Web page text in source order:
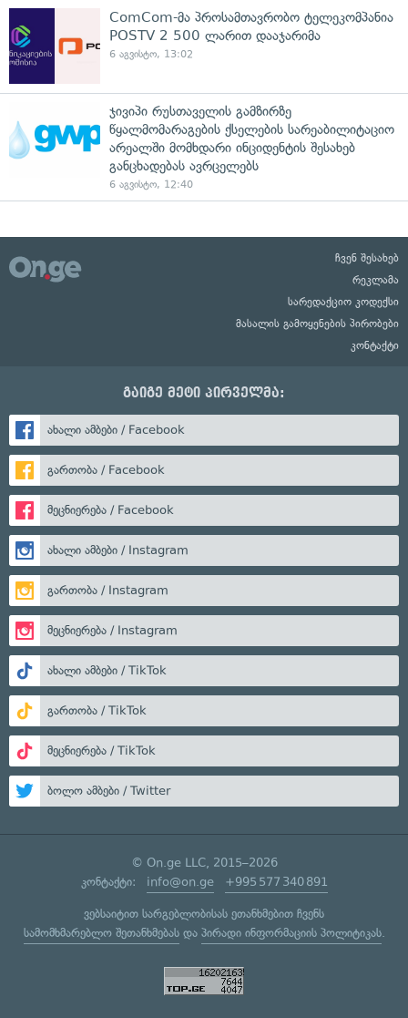
ComCom-მა პროსამთავრობო ტელეკომპანია
POSTV 2 500 ლარით დააჯარიმა
6 აგვისტო, 13:02
ჯივიპი რუსთაველის გამზირზე
წყალმომარაგების ქსელების სარეაბილიტაციო
არეალში მომხდარი ინციდენტის შესახებ
განცხადებას ავრცელებს
6 აგვისტო, 12:40
ჩვენ შესახებ
რეკლამა
სარედაქციო კოდექსი
მასალის გამოყენების პირობები
კონტაქტი
გაიგე მეტი პირველმა:
ახალი ამბები / Facebook
გართობა / Facebook
მეცნიერება / Facebook
ახალი ამბები / Instagram
გართობა / Instagram
მეცნიერება / Instagram
ახალი ამბები / TikTok
გართობა / TikTok
მეცნიერება / TikTok
ბოლო ამბები / Twitter
© On.ge LLC, 2015–2026
კონტაქტი: info@on.ge +995 577 340 891
ვებსაიტით სარგებლობისას ეთანხმებით ჩვენს
სამომხმარებლო შეთანხმებასდა პირადი ინფორმაციის პოლიტიკას.